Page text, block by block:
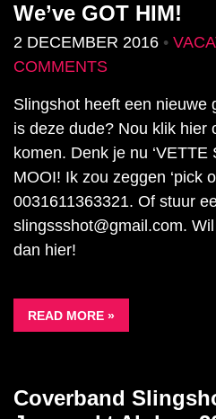
We’ve GOT HIM!
2 DECEMBER 2016 •
COMMENTS
Slingshot heeft een
is deze dude? Nou klik hier
komen. Denk je nu ‘VETTE
MOOI! Ik zou zeggen ‘pick
0031611363321. Of stuur
slingssshot@gmail.com.
dan hier!
READ MORE »
Coverband